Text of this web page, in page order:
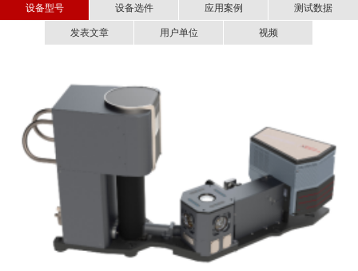
设备型号 设备选件 应用案例 测试数据
发表文章 用户单位 视频
■ 超精细低温显微拉曼系统在二维材
料研究方面的应用
低温显微拉曼